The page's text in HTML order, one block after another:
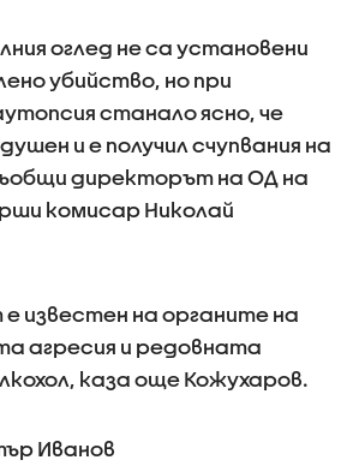
оглед не са установени
убийство, но при
станало ясно, че
и е получил счупвания на
директорът на ОД на
комисар Николай
известен на органите на
агресия и редовната
каза още Кожухаров.
Иванов